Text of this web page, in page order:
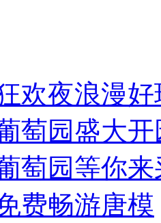
欢夜浪漫
萄园盛大开
萄园等你来
费畅游唐模